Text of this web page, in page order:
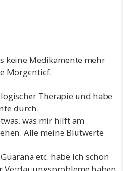
keine Medikamente mehr
Morgentief.
Therapie und habe
durch.
was mir hilft am
Alle meine Blutwerte
etc. habe ich schon